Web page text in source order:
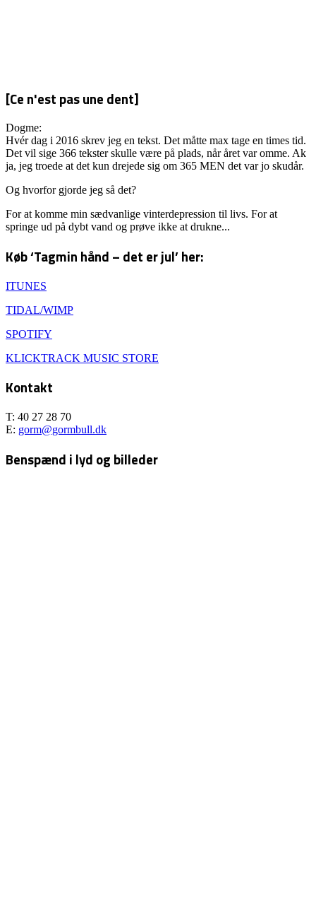
[Ce n'est pas une dent]
Dogme:
Hvér dag i 2016 skrev jeg en tekst. Det måtte max tage en times tid.
Det vil sige 366 tekster skulle være på plads, når året var omme. Ak
ja, jeg troede at det kun drejede sig om 365 MEN det var jo skudår.
Og hvorfor gjorde jeg så det?
For at komme min sædvanlige vinterdepression til livs. For at
springe ud på dybt vand og prøve ikke at drukne...
Køb ‘Tagmin hånd – det er jul’ her:
ITUNES
TIDAL/WIMP
SPOTIFY
KLICKTRACK MUSIC STORE
Kontakt
T: 40 27 28 70
E: gorm@gormbull.dk
Benspænd i lyd og billeder